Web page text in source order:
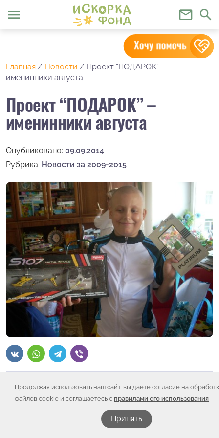
Продолжая использовать наш сайт, вы даете согласие на
файлов cookie и соглашаетесь с правилами его использования
Принять
menu mail_outline search
Главная / Новости / Проект “ПОДАРОК” –
именинники августа
Проект “ПОДАРОК” –
именинники августа
Опубликовано: 09.09.2014
Рубрика: Новости за 2009-2015
На дворе сентябрь. А мы публикуем фото с подарками
именинников августа! Потому как их оказалось
большое количество!Они долго скрывались от нас, но
мы их рассекретили и поздравили! Хотя…в поисках
подарков пришлось потрудиться. Желания были